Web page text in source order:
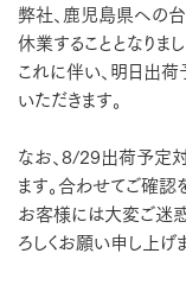
弊社、鹿児島県への
休業することとなりまし
これに伴い、明日出
いただきます。
なお、8/29出荷予定
ます。合わせてご確認
お客様には大変ご迷
ろしくお願い申し上げ